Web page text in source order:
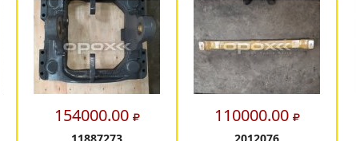
154000.00 110000.00